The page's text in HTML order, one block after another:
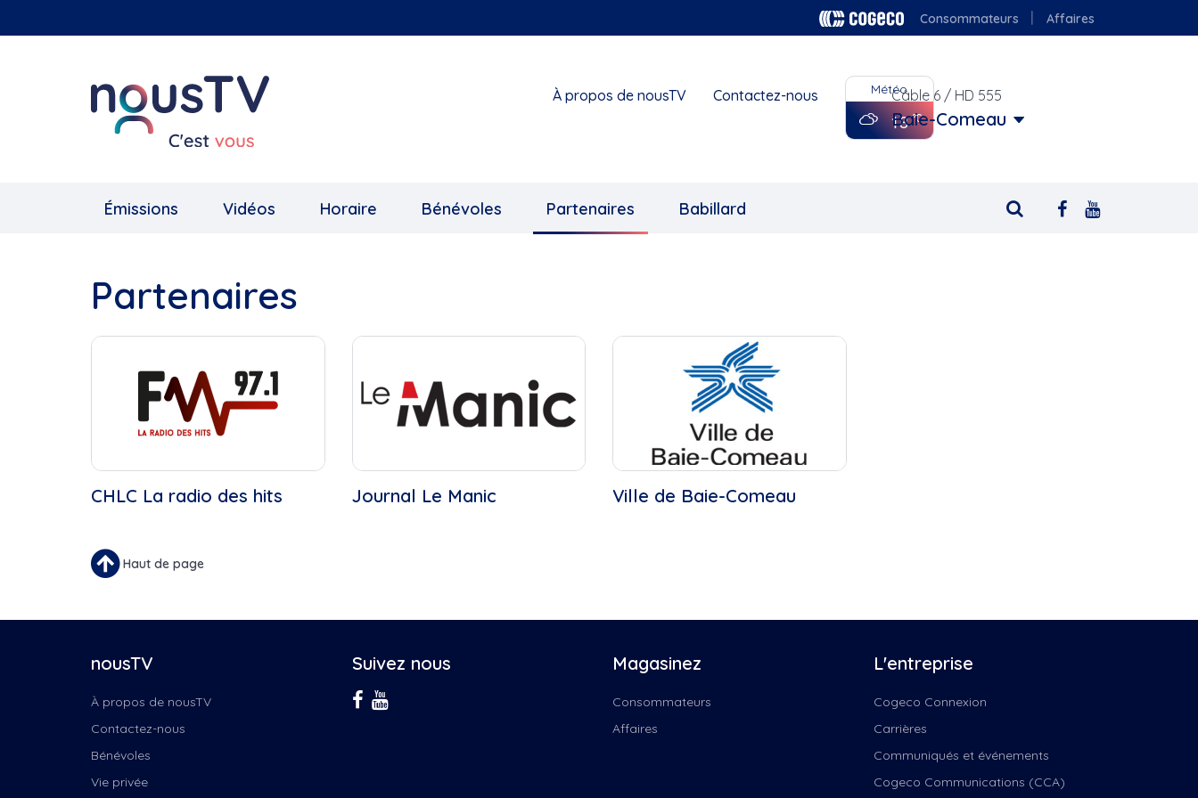
au
Consommateurs Affaires
À propos de nousTV Contactez-nous Météo
18
Câble 6 / HD 555
Baie-Comeau
Émissions Vidéos Horaire Bénévoles Partenaires Babillard
Partenaires
CHLC La radio des hits Journal Le Manic Ville de Baie-Comeau
Haut de page
nousTV
À propos de nousTV
Contactez-nous
Bénévoles
Vie privée
Suivez nous Magasinez
Consommateurs
Affaires
L'entreprise
Cogeco Connexion
Carrières
Communiqués et événements
Cogeco Communications (CCA)